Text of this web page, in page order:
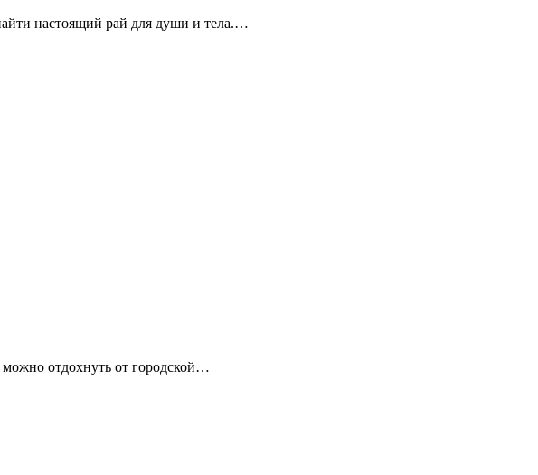
настоящий рай для души и тела.…
отдохнуть от городской…